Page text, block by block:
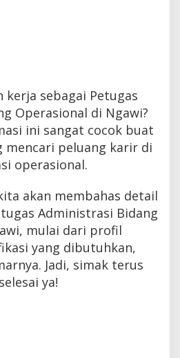
kerja sebagai Petugas
Operasional di Ngawi?
ini sangat cocok buat
mencari peluang karir di
operasional.
akan membahas detail
Administrasi Bidang
mulai dari profil
yang dibutuhkan,
Jadi, simak terus
ya!